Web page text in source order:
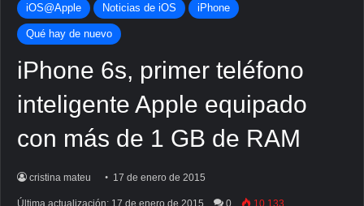
iOS@Apple Noticias de iOS iPhone
Qué hay de nuevo
iPhone 6s, primer teléfono
inteligente Apple equipado
con más de 1 GB de RAM
cristina mateu 17 de enero de 2015
Última actualización: 17 de enero de 2015 0 10,133